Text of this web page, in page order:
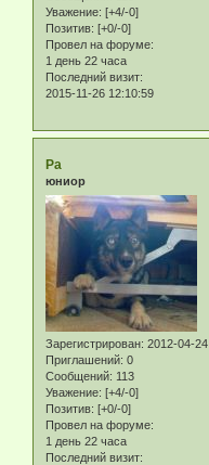
Уважение: [+4/-0]
Позитив: [+0/-0]
Провел на форуме:
1 день 22 часа
Последний визит:
2015-11-26 12:10:59
Ра
юниор
Зарегистрирован: 2012-04-24
Приглашений: 0
Сообщений: 113
Уважение: [+4/-0]
Позитив: [+0/-0]
Провел на форуме:
1 день 22 часа
Последний визит: